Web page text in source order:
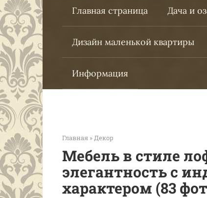
Главная страница Дача и
Дизайн маленькой квартиры
Информация
Главная » Декор
Мебель в стиле
элегантность с
характером (83